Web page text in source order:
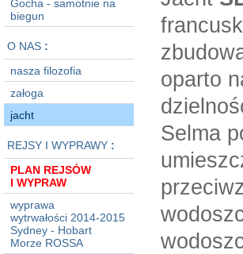
Gocha - samotnie na
biegun
O NAS :
nasza filozofia
załoga
jacht
REJSY I WYPRAWY :
PLAN REJSÓW
I WYPRAW
wyprawa
wytrwałości 2014-2015
Sydney - Hobart
Morze ROSSA
oparto
Selma